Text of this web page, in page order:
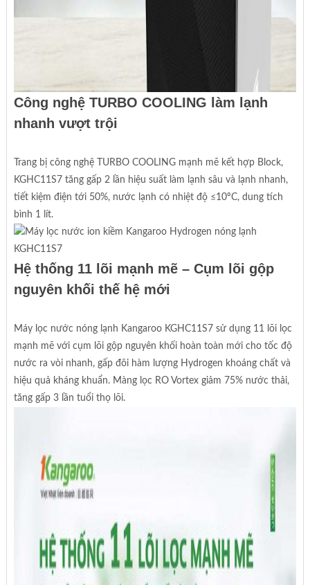
Công nghệ TURBO COOLING làm lạnh
nhanh vượt trội
Trang bị công nghệ TURBO COOLING mạnh mẽ kết hợp Block,
KGHC11S7 tăng gấp 2 lần hiệu suất làm lạnh sâu và lạnh nhanh,
tiết kiệm điện tới 50%, nước lạnh có nhiệt độ ≤10ºC, dung tích
bình 1 lít.
Hệ thống 11 lõi mạnh mẽ – Cụm lõi gộp
nguyên khối thế hệ mới
Máy lọc nước nóng lạnh Kangaroo KGHC11S7 sử dụng 11 lõi lọc
mạnh mẽ với cụm lõi gộp nguyên khối hoàn toàn mới cho tốc độ
nước ra vòi nhanh, gấp đôi hàm lượng Hydrogen khoáng chất và
hiệu quả kháng khuẩn. Màng lọc RO Vortex giảm 75% nước thải,
tăng gấp 3 lần tuổi thọ lõi.